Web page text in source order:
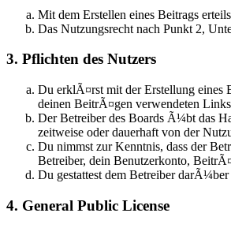
Mit dem Erstellen eines Beitrags
Das Nutzungsrecht nach Punkt 2,
3. Pflichten des Nutzers
Du erklÃ¤rst mit der Erstellung eines
deinen BeitrÃ¤gen verwendeten
Der Betreiber des Boards Ã¼bt das
zeitweise oder dauerhaft von der
Du nimmst zur Kenntnis, dass der
Betreiber, dein Benutzerkonto,
Du gestattest dem Betreiber
4. General Public License